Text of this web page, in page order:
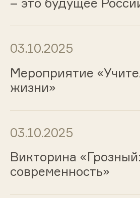
– это будущее
03.10.2025
Мероприятие
жизни»
03.10.2025
Викторина
современность»